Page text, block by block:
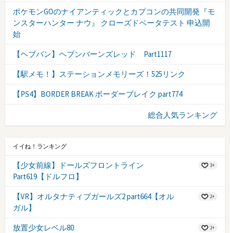
ポケモンGOのナイアンティックとカプコンの共同開発『モ
ンスターハンター ナウ』 クローズドベータテスト 申込開
始
【ヘブバン】ヘブンバーンズレッド Part1117
【駅メモ！】ステーションメモリーズ！525リンク
【PS4】BORDER BREAK ボーダーブレイク part774
総合人気ランキング
イイね！ランキング
【少女前線】ドールズフロントライン
Part619【ドルフロ】
3+
【VR】オルタナティブガールズ2 part664【オル
ガル】
2+
放置少女レベル80 2+